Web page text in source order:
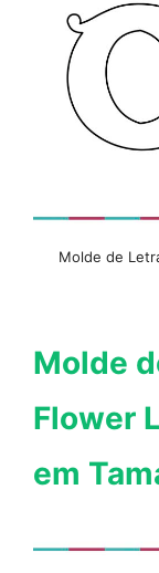
Molde de
Molde
Flower
em